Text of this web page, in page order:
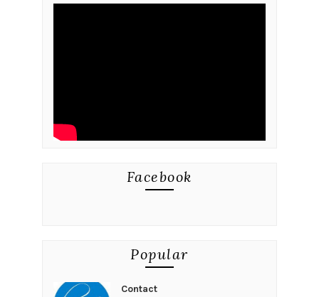
Facebook
Popular
Contact